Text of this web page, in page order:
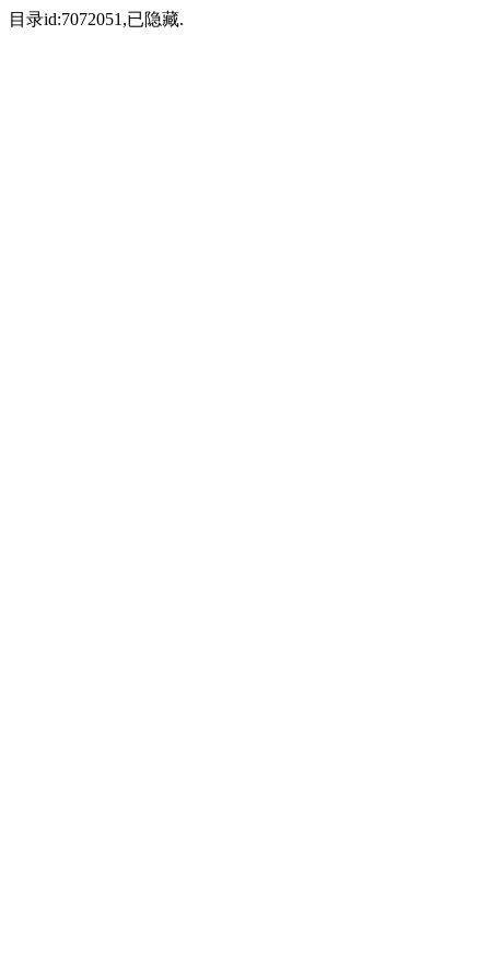
目录id:7072051,已隐藏.